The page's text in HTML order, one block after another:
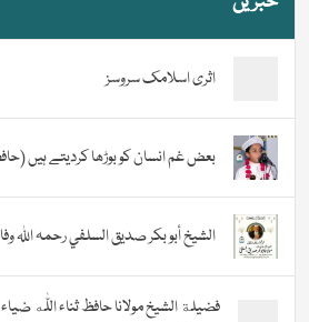
اثری اسلامک سروسز
بعض غم انسان کو بوڑھا کردیتے ہیں
الشيخ أبو بكر صديق السلفي رحمہ اللہ
فضیلة الشيخ مولانا حافظ ثناء اللّٰه